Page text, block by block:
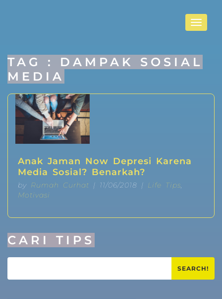
Toggle
TAG : DAMPAK SOSIAL
MEDIA
Anak Jaman Now Depresi Karena
Media Sosial? Benarkah?
by Rumah Curhat | 11/06/2018 | Life Tips,
Motivasi
CARI TIPS
SEARCH!